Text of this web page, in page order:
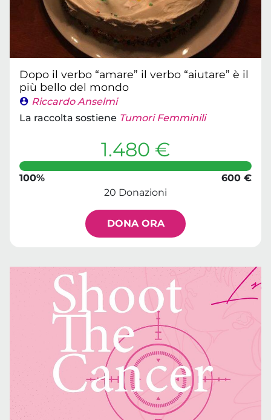
Dopo il verbo “amare” il verbo “aiutare” è il
più bello del mondo
Riccardo Anselmi
La raccolta sostiene Tumori Femminili
1.480 €
100%
600 €
20 Donazioni
DONA ORA